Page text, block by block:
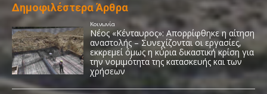
Δημοφιλέστερα Άρθρα